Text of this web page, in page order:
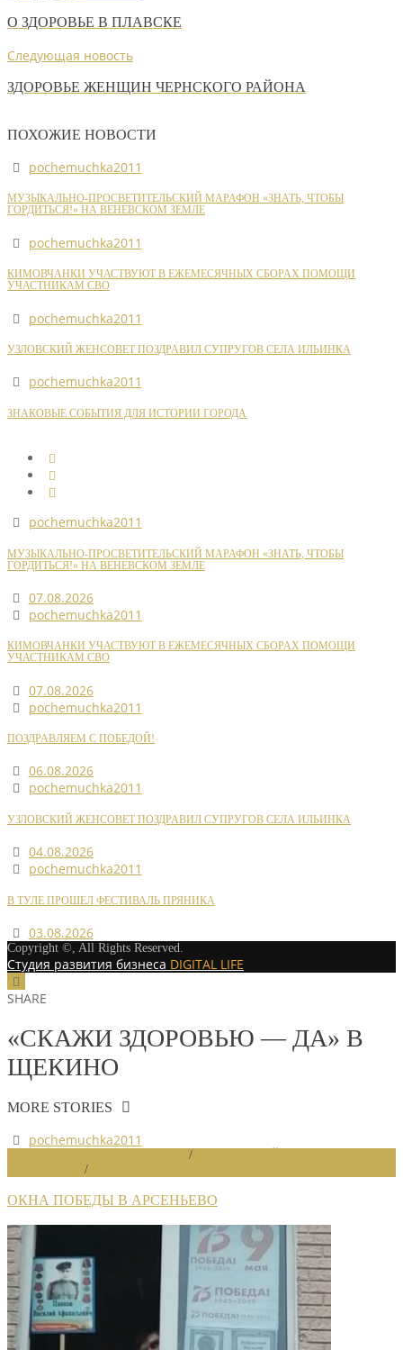
О ЗДОРОВЬЕ В ПЛАВСКЕ
Следующая новость
ЗДОРОВЬЕ ЖЕНЩИН ЧЕРНСКОГО РАЙОНА
ПОХОЖИЕ НОВОСТИ
pochemuchka2011
МУЗЫКАЛЬНО-ПРОСВЕТИТЕЛЬСКИЙ МАРАФОН «ЗНАТЬ, ЧТОБЫ
ГОРДИТЬСЯ!» НА ВЕНЕВСКОМ ЗЕМЛЕ
pochemuchka2011
КИМОВЧАНКИ УЧАСТВУЮТ В ЕЖЕМЕСЯЧНЫХ СБОРАХ ПОМОЩИ
УЧАСТНИКАМ СВО
pochemuchka2011
УЗЛОВСКИЙ ЖЕНСОВЕТ ПОЗДРАВИЛ СУПРУГОВ СЕЛА ИЛЬИНКА
pochemuchka2011
ЗНАКОВЫЕ СОБЫТИЯ ДЛЯ ИСТОРИИ ГОРОДА
pochemuchka2011
МУЗЫКАЛЬНО-ПРОСВЕТИТЕЛЬСКИЙ МАРАФОН «ЗНАТЬ, ЧТОБЫ
ГОРДИТЬСЯ!» НА ВЕНЕВСКОМ ЗЕМЛЕ
07.08.2026
pochemuchka2011
КИМОВЧАНКИ УЧАСТВУЮТ В ЕЖЕМЕСЯЧНЫХ СБОРАХ ПОМОЩИ
УЧАСТНИКАМ СВО
07.08.2026
pochemuchka2011
ПОЗДРАВЛЯЕМ С ПОБЕДОЙ!
06.08.2026
pochemuchka2011
УЗЛОВСКИЙ ЖЕНСОВЕТ ПОЗДРАВИЛ СУПРУГОВ СЕЛА ИЛЬИНКА
04.08.2026
pochemuchka2011
В ТУЛЕ ПРОШЕЛ ФЕСТИВАЛЬ ПРЯНИКА
03.08.2026
Copyright ©, All Rights Reserved.
Студия развития бизнеса DIGITAL LIFE
SHARE
«СКАЖИ ЗДОРОВЬЮ — ДА» В
ЩЕКИНО
MORE STORIES
pochemuchka2011
/
/
ОКНА ПОБЕДЫ В АРСЕНЬЕВО